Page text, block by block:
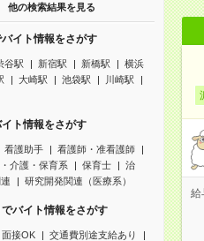
他の検索結果を見る
イト情報をさがす
谷駅 新宿駅 新橋駅
横浜
大崎駅 池袋駅
川崎駅
ト情報をさがす
看護助手
看護師・准看護師
介護・保育系
保育士
治
研究開発関連（医療系）
バイト情報をさがす
接OK
交通費別途支給あり
給